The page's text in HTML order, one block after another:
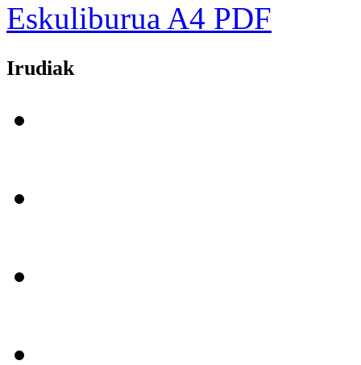
Eskuliburua A4 PDF
Irudiak